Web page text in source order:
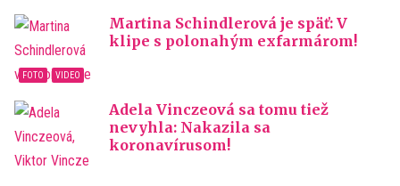
Martina Schindlerová je späť: V
klipe s polonahým exfarmárom!
Adela Vinczeová sa tomu tiež
nevyhla: Nakazila sa
koronavírusom!